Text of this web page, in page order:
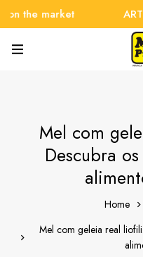
market
Mel com
Descubra
Home
Mel com geleia real